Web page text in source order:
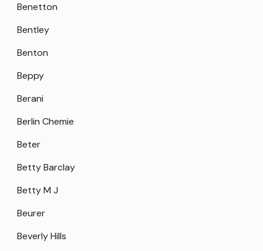
Benetton
Bentley
Benton
Beppy
Berani
Berlin Chemie
Beter
Betty Barclay
Betty M J
Beurer
Beverly Hills